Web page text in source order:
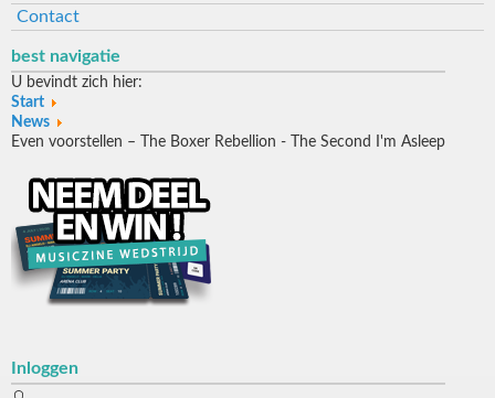
Contact
best navigatie
U bevindt zich hier:
Start
News
Even voorstellen – The Boxer Rebellion - The Second I'm Asleep
Inloggen